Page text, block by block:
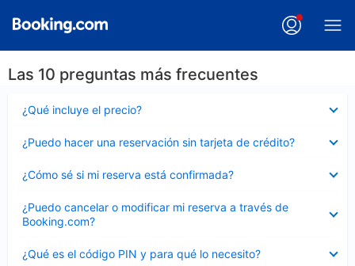
Las 10 preguntas más frecuentes
¿Qué incluye el precio?
cerrado
¿Puedo hacer una reservación sin tarjeta de crédito?
cerrado
¿Cómo sé si mi reserva está confirmada?
cerrado
¿Puedo cancelar o modificar mi reserva a través de
Booking.com?
cerrado
¿Qué es el código PIN y para qué lo necesito?
cerrado